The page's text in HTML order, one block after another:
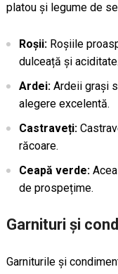
platou și legume de
Roșii:Roșiile
dulceață și aciditate.
Ardei:Ardeii grași
alegere excelentă.
Castraveți:
răcoare.
Ceapă verde:
de prospețime.
Garnituri și
Garniturile și